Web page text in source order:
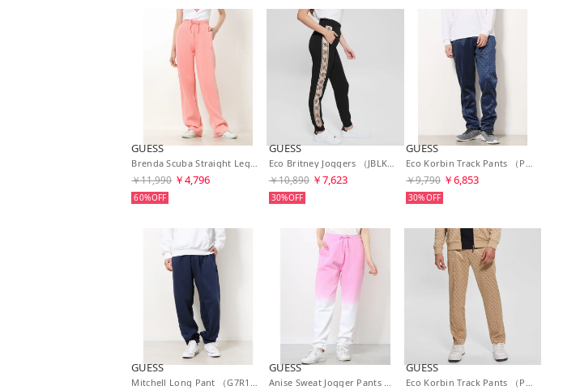
GUESS
Brenda Scuba Straight Leg Pants （G63U） スウェットパンツ レディース
￥11,990 ￥4,796
60%
GUESS
Eco Britney Joggers （JBLK） ジョガーパンツ レディース
￥10,890 ￥7,623
30%
GUESS
Eco Korbin Track Pants （P7DD） スウェットパンツ
￥9,790 ￥6,853
30%
GUESS
Mitchell Long Pant （G7R1）
GUESS
Anise Sweat Jogger Pants （G6X8）
GUESS
Eco Korbin Track Pants （P13W） スウェットパンツ